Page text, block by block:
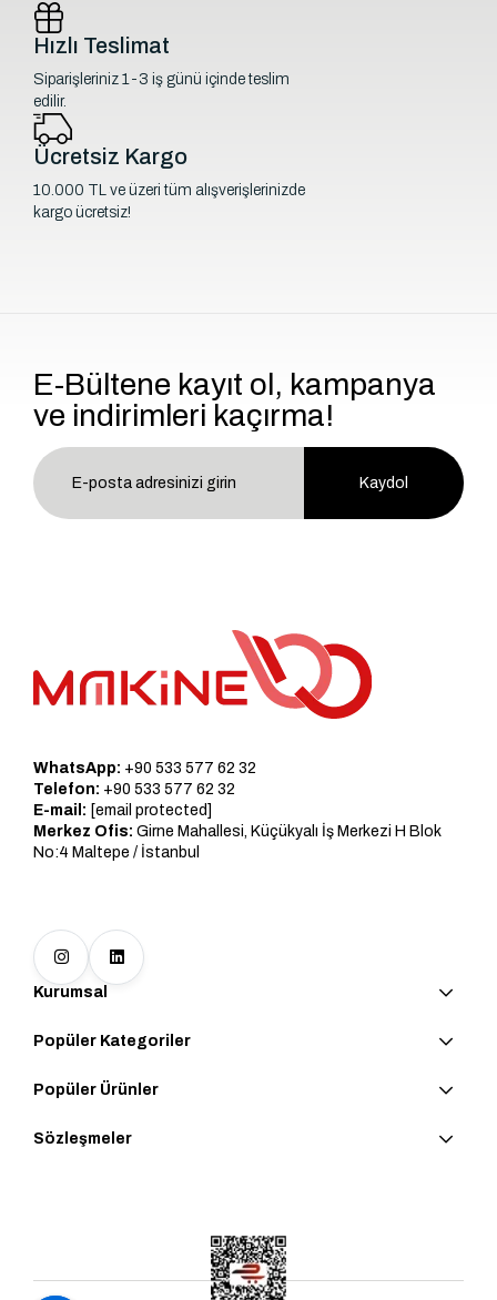
Hızlı Teslimat
Siparişleriniz 1-3 iş günü içinde teslim
edilir.
Ücretsiz Kargo
10.000 TL ve üzeri tüm alışverişlerinizde
kargo ücretsiz!
E-Bültene kayıt ol, kampanya
ve indirimleri kaçırma!
Kaydol
WhatsApp: +90 533 577 62 32
Telefon: +90 533 577 62 32
E-mail: [email protected]
Merkez Ofis: Girne Mahallesi, Küçükyalı İş Merkezi H Blok
No:4 Maltepe / İstanbul
Kurumsal
Popüler Kategoriler
Popüler Ürünler
Sözleşmeler